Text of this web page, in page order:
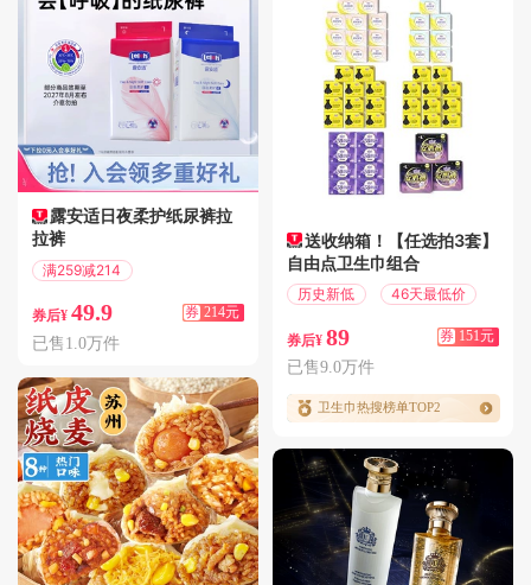
露安适日夜柔护纸尿裤拉
拉裤
满259减214
券后¥ 49.9 券 214元
已售1.0万件
送收纳箱！【任选拍3套】
自由点卫生巾组合
历史新低 46天最低价
券后¥ 89 券 151元
已售9.0万件
卫生巾热搜榜单TOP2